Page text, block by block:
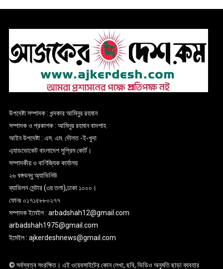
উপদেষ্টা সম্পাদক : খন্দকার আমিনুর রহমান
সম্পাদক ও প্রকাশক : আমিনুর রহমান বাদশাহ
আইন উপদেষ্টা : এস. এম. দৌলত -ই-খুদা
এ্যাডভোকেট বাংলাদেশ সুপ্রিম কোর্ট।
সম্পাদকীয় ও বাণিজ্যিক কার্যালয়
২৬ বঙ্গবন্ধু অ্যাভিনিউ
ব্যাভিলন সেন্টার (৩য় তলা),ঢাকা ১০০০।
ফোনঃ ০১৭১৫৮৮০২৭৭
সম্পাদক ইমেইল : arbadshah12@gmail.com
arbadshah1975@gmail.com
ইমেইল : ajkerdeshnews@gmail.com
© সর্বস্বত্ব সংরক্ষিত। এই ওয়েবসাইটের কোন লেখা, ছবি, ভিডিও অনুমতি ছাড়া ব্যবহার